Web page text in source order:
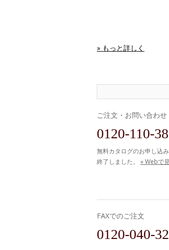
» もっと詳しく
ご注文・お問い合わせ
0120-110-
無料カタログのお申し込
終了しました。 » Webで
FAXでのご注文
0120-040-